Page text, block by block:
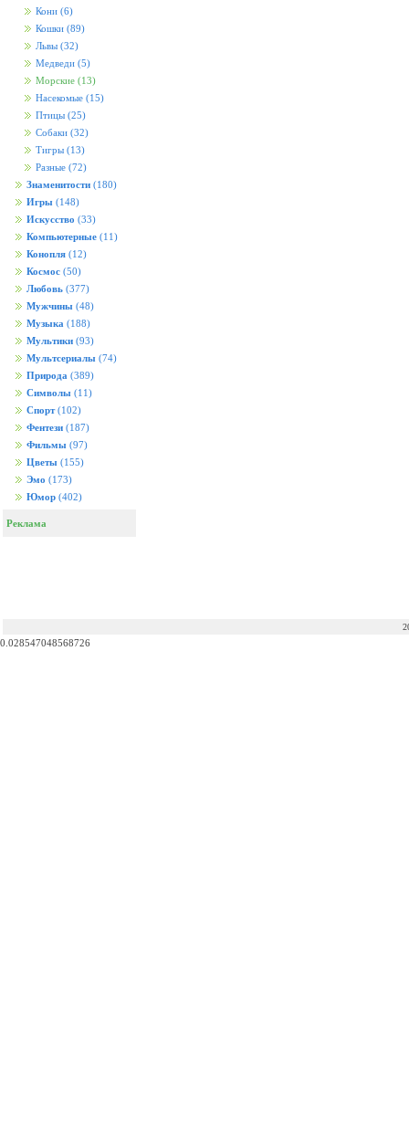
Кони (6)
Кошки (89)
Львы (32)
Медведи (5)
Морские (13)
Насекомые (15)
Птицы (25)
Собаки (32)
Тигры (13)
Разные (72)
Знаменитости (180)
Игры (148)
Искусство (33)
Компьютерные (11)
Конопля (12)
Космос (50)
Любовь (377)
Мужчины (48)
Музыка (188)
Мультики (93)
Мультсериалы (74)
Природа (389)
Символы (11)
Спорт (102)
Фентези (187)
Фильмы (97)
Цветы (155)
Эмо (173)
Юмор (402)
Реклама
0.028547048568726